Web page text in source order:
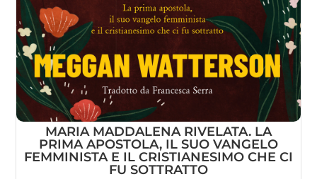
MARIA MADDALENA RIVELATA. LA
PRIMA APOSTOLA, IL SUO VANGELO
FEMMINISTA E IL CRISTIANESIMO CHE CI
FU SOTTRATTO